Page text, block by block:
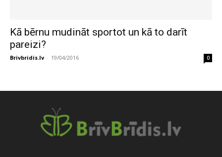
Kā bērnu mudināt sportot un kā to darīt
pareizi?
Brivbridis.lv - 19/04/2016 0